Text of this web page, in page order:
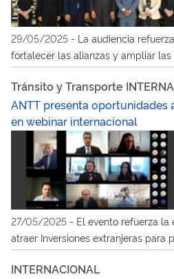
29/05/2025 - La audiencia
fortalecer las alianzas y ampliar las
infraestructura de transportes
Tránsito y Transporte
ANTT presenta oportunidades
en webinar internacional
27/05/2025 - El evento refuerza
atraer Inversiones extranjeras para
y logística en Brasil
INTERNACIONAL